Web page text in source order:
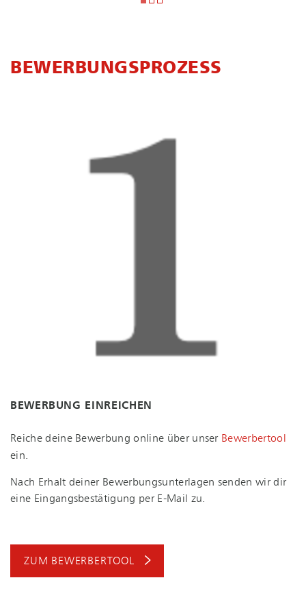
BE­WER­BUNGS­PRO­ZESS
BEWERBUNG EINREICHEN
Reiche deine Bewerbung online über unser Bewerbertool
ein.
Nach Erhalt deiner Be­wer­bungs­un­ter­la­gen senden wir dir
eine Ein­gangs­be­stä­ti­gung per E-Mail zu.
ZUM BEWERBERTOOL